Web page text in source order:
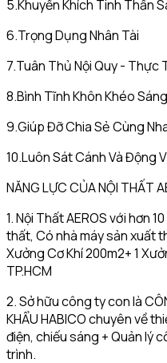
5.Khuyến Khích Tinh Thần
6.Trọng Dụng Nhân Tài
7.Tuân Thủ Nội Quy - Thực
8.Bình Tĩnh Khôn Khéo
9.Giúp Đỡ Chia Sẻ Cùng
10.Luôn Sát Cánh Và Động
NĂNG LỰC CỦA NỘI THẤT
1. Nội Thất AEROS với hơn
thất, Có nhà máy sản xuất
Xưởng Cơ Khí 200m2+ 1
TP.HCM
2. Sở hữu công ty con là
KHẨU HABICO chuyên về
điện, chiếu sáng + Quản lý
trình.